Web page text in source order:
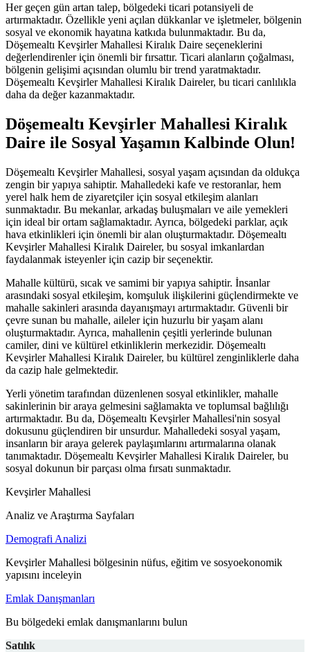
Her geçen gün artan talep, bölgedeki ticari potansiyeli de
artırmaktadır. Özellikle yeni açılan dükkanlar ve işletmeler, bölgenin
sosyal ve ekonomik hayatına katkıda bulunmaktadır. Bu da,
Döşemealtı Kevşirler Mahallesi Kiralık Daire seçeneklerini
değerlendirenler için önemli bir fırsattır. Ticari alanların çoğalması,
bölgenin gelişimi açısından olumlu bir trend yaratmaktadır.
Döşemealtı Kevşirler Mahallesi Kiralık Daireler, bu ticari canlılıkla
daha da değer kazanmaktadır.
Döşemealtı Kevşirler Mahallesi Kiralık
Daire ile Sosyal Yaşamın Kalbinde Olun!
Döşemealtı Kevşirler Mahallesi, sosyal yaşam açısından da oldukça
zengin bir yapıya sahiptir. Mahalledeki kafe ve restoranlar, hem
yerel halk hem de ziyaretçiler için sosyal etkileşim alanları
sunmaktadır. Bu mekanlar, arkadaş buluşmaları ve aile yemekleri
için ideal bir ortam sağlamaktadır. Ayrıca, bölgedeki parklar, açık
hava etkinlikleri için önemli bir alan oluşturmaktadır. Döşemealtı
Kevşirler Mahallesi Kiralık Daireler, bu sosyal imkanlardan
faydalanmak isteyenler için cazip bir seçenektir.
Mahalle kültürü, sıcak ve samimi bir yapıya sahiptir. İnsanlar
arasındaki sosyal etkileşim, komşuluk ilişkilerini güçlendirmekte ve
mahalle sakinleri arasında dayanışmayı artırmaktadır. Güvenli bir
çevre sunan bu mahalle, aileler için huzurlu bir yaşam alanı
oluşturmaktadır. Ayrıca, mahallenin çeşitli yerlerinde bulunan
camiler, dini ve kültürel etkinliklerin merkezidir. Döşemealtı
Kevşirler Mahallesi Kiralık Daireler, bu kültürel zenginliklerle daha
da cazip hale gelmektedir.
Yerli yönetim tarafından düzenlenen sosyal etkinlikler, mahalle
sakinlerinin bir araya gelmesini sağlamakta ve toplumsal bağlılığı
artırmaktadır. Bu da, Döşemealtı Kevşirler Mahallesi'nin sosyal
dokusunu güçlendiren bir unsurdur. Mahalledeki sosyal yaşam,
insanların bir araya gelerek paylaşımlarını artırmalarına olanak
tanımaktadır. Döşemealtı Kevşirler Mahallesi Kiralık Daireler, bu
sosyal dokunun bir parçası olma fırsatı sunmaktadır.
Kevşirler Mahallesi
Analiz ve Araştırma Sayfaları
Demografi Analizi
Kevşirler Mahallesi bölgesinin nüfus, eğitim ve sosyoekonomik
yapısını inceleyin
Emlak Danışmanları
Bu bölgedeki emlak danışmanlarını bulun
Satılık